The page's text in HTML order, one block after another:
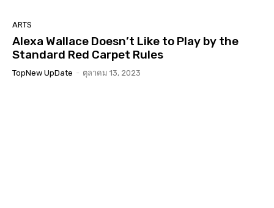
ARTS
Alexa Wallace Doesn’t Like to Play by the
Standard Red Carpet Rules
TopNew UpDate - ตุลาคม 13, 2023